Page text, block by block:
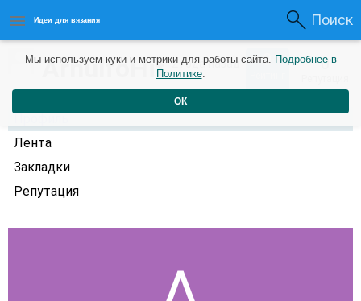
Идеи для вязания Поиск
ArnulfoHit2 года назад 0 0
Профиль
Лента
Закладки
Репутация
Мы используем куки и метрики для работы сайта. Подробнее в
Политике.
ОК